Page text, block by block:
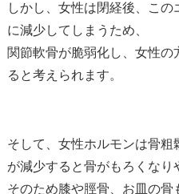
しかし、女性は閉経後、こ
に減少してしまうため、
関節軟骨が脆弱化し、女性
ると考えられます。
そして、女性ホルモンは骨
が減少すると骨がもろくなり
そのため膝や脛骨、お皿の骨